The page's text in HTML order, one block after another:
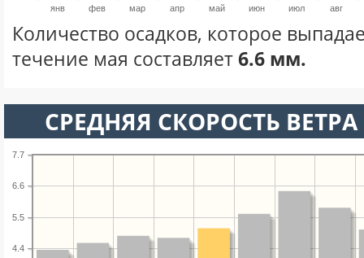
янв фев мар апр май июн июл авг
Количество осадков, которое
течение мая составляет6.6 мм.
СРЕДНЯЯ СКОРОСТЬ
4.4
5.5
6.6
7.7